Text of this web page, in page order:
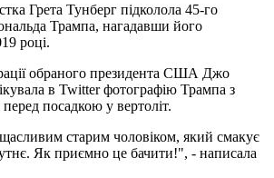
Грета Тунберг підколола 45-го
Трампа, нагадавши його
році.
обраного президента США Джо
в Twitter фотографію Трампа з
посадкою у вертоліт.
старим чоловіком, який смакує
Як приємно це бачити!", - написала